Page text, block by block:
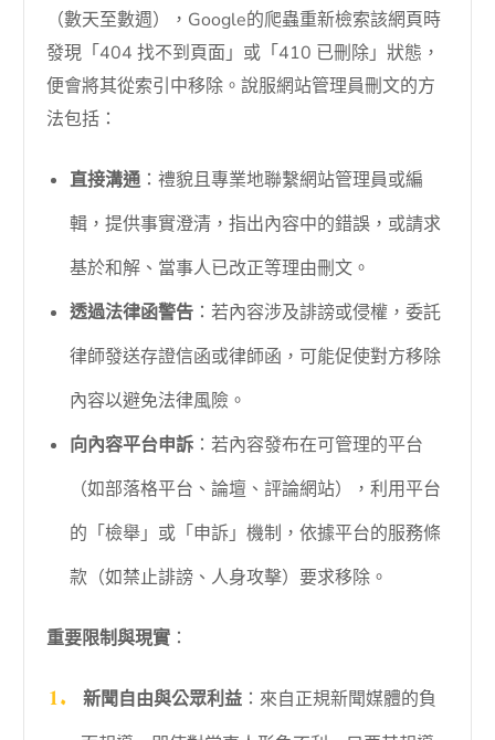
（數天至數週），Google的爬蟲重新檢索該網頁時
發現「404 找不到頁面」或「410 已刪除」狀態，
便會將其從索引中移除。說服網站管理員刪文的方
法包括：
直接溝通：禮貌且專業地聯繫網站管理員或編
輯，提供事實澄清，指出內容中的錯誤，或請求
基於和解、當事人已改正等理由刪文。
透過法律函警告 ：若內容涉及誹謗或侵權，委託
律師發送存證信函或律師函，可能促使對方移除
內容以避免法律風險。
向內容平台申訴 ：若內容發布在可管理的平台
（如部落格平台、論壇、評論網站），利用平台
的「檢舉」或「申訴」機制，依據平台的服務條
款（如禁止誹謗、人身攻擊）要求移除。
重要限制與現實 ：
新聞自由與公眾利益：來自正規新聞媒體的負